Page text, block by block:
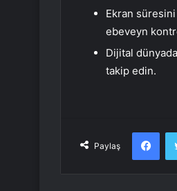
Ekran
ebeveyn
Dijital
takip edin.
Paylaş